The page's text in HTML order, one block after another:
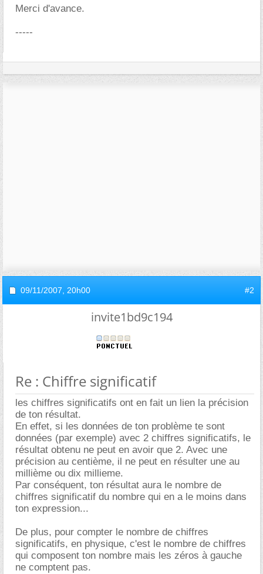
Merci d'avance.
-----
09/11/2007, 20h00 #2
invite1bd9c194
Re : Chiffre significatif
les chiffres significatifs ont en fait un lien la précision
de ton résultat.
En effet, si les données de ton problème te sont
données (par exemple) avec 2 chiffres significatifs, le
résultat obtenu ne peut en avoir que 2. Avec une
précision au centième, il ne peut en résulter une au
millième ou dix millieme.
Par conséquent, ton résultat aura le nombre de
chiffres significatif du nombre qui en a le moins dans
ton expression...
De plus, pour compter le nombre de chiffres
significatifs, en physique, c'est le nombre de chiffres
qui composent ton nombre mais les zéros à gauche
ne comptent pas.